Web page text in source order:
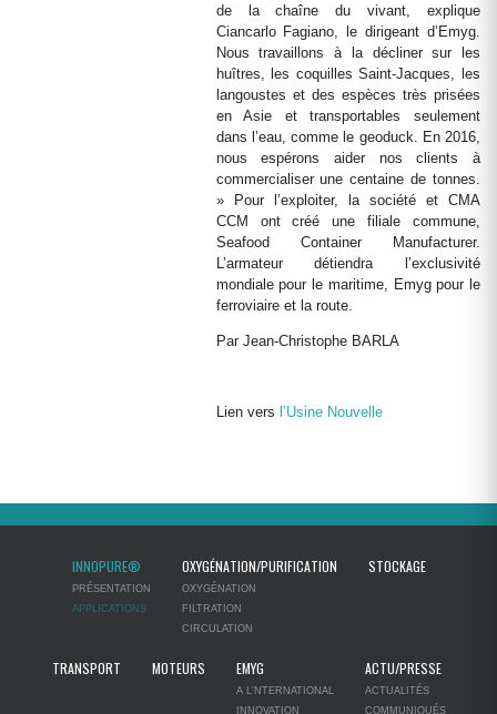
de la chaîne du vivant, explique
Ciancarlo Fagiano, le dirigeant d’Emyg.
Nous travaillons à la décliner sur les
huîtres, les coquilles Saint-Jacques, les
langoustes et des espèces très prisées
en Asie et transportables seulement
dans l’eau, comme le geoduck. En 2016,
nous espérons aider nos clients à
commercialiser une centaine de tonnes.
» Pour l’exploiter, la société et CMA
CCM ont créé une filiale commune,
Seafood Container Manufacturer.
L’armateur détiendra l’exclusivité
mondiale pour le maritime, Emyg pour le
ferroviaire et la route.
Par Jean-Christophe BARLA
Lien vers l’Usine Nouvelle
INNOPURE®
PRÉSENTATION
APPLICATIONS
OXYGÉNATION/PURIFICATION
OXYGÉNATION
FILTRATION
CIRCULATION
STOCKAGE
TRANSPORT MOTEURS EMYG
A L’NTERNATIONAL
INNOVATION
ACTU/PRESSE
ACTUALITÉS
COMMUNIQUÉS